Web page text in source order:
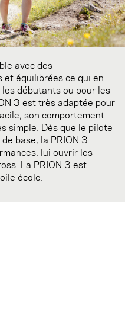
avec des
équilibrées ce qui en
débutants ou pour les
3 est très adaptée pour
son comportement
simple. Dès que le pilote
base, la PRION 3
lui ouvrir les
La PRION 3 est
école.